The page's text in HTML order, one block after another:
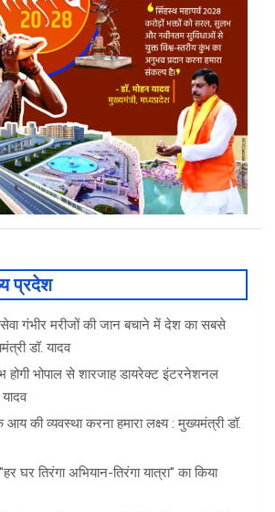
प्रदेश
गंभीर मरीजों की जान बचाने में देश का सबसे
डॉ. यादव
होगी भोपाल से शारजाह डायरेक्ट इंटरनेशनल
की व्यवस्था करना हमारा लक्ष्य : मुख्यमंत्री डॉ.
घर तिरंगा अभियान-तिरंगा यात्रा" का किया